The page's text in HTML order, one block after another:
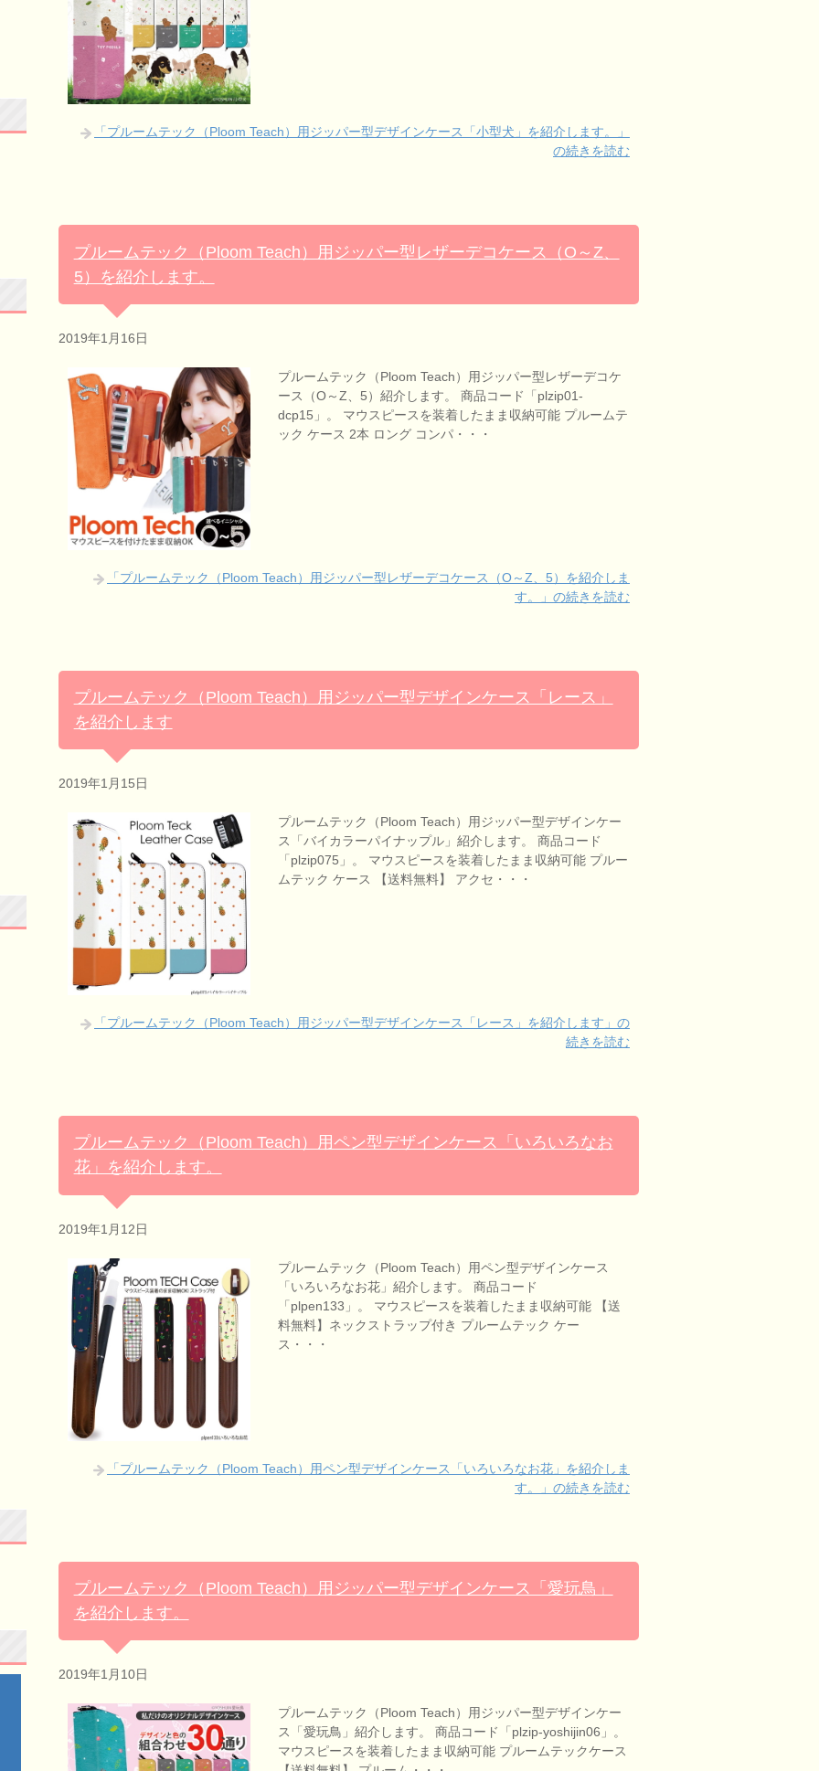
「プルームテック（Ploom Teach）用ジッパー型デザインケース「小型犬」を紹介します。」
の続きを読む
プルームテック（Ploom Teach）用ジッパー型レザーデコケース（O～Z、
5）を紹介します。
2019年1月16日
プルームテック（Ploom Teach）用ジッパー型レザーデコケ
ース（O～Z、5）紹介します。 商品コード「plzip01-
dcp15」。 マウスピースを装着したまま収納可能 プルームテ
ック ケース 2本 ロング コンパ・・・
「プルームテック（Ploom Teach）用ジッパー型レザーデコケース（O～Z、5）を紹介しま
す。」の続きを読む
プルームテック（Ploom Teach）用ジッパー型デザインケース「レース」
を紹介します
2019年1月15日
プルームテック（Ploom Teach）用ジッパー型デザインケー
ス「バイカラーパイナップル」紹介します。 商品コード
「plzip075」。 マウスピースを装着したまま収納可能 プルー
ムテック ケース 【送料無料】 アクセ・・・
「プルームテック（Ploom Teach）用ジッパー型デザインケース「レース」を紹介します」の
続きを読む
プルームテック（Ploom Teach）用ペン型デザインケース「いろいろなお
花」を紹介します。
2019年1月12日
プルームテック（Ploom Teach）用ペン型デザインケース
「いろいろなお花」紹介します。 商品コード
「plpen133」。 マウスピースを装着したまま収納可能 【送
料無料】ネックストラップ付き プルームテック ケー
ス・・・
「プルームテック（Ploom Teach）用ペン型デザインケース「いろいろなお花」を紹介しま
す。」の続きを読む
プルームテック（Ploom Teach）用ジッパー型デザインケース「愛玩鳥」
を紹介します。
2019年1月10日
プルームテック（Ploom Teach）用ジッパー型デザインケー
ス「愛玩鳥」紹介します。 商品コード「plzip-yoshijin06」。
マウスピースを装着したまま収納可能 プルームテックケース